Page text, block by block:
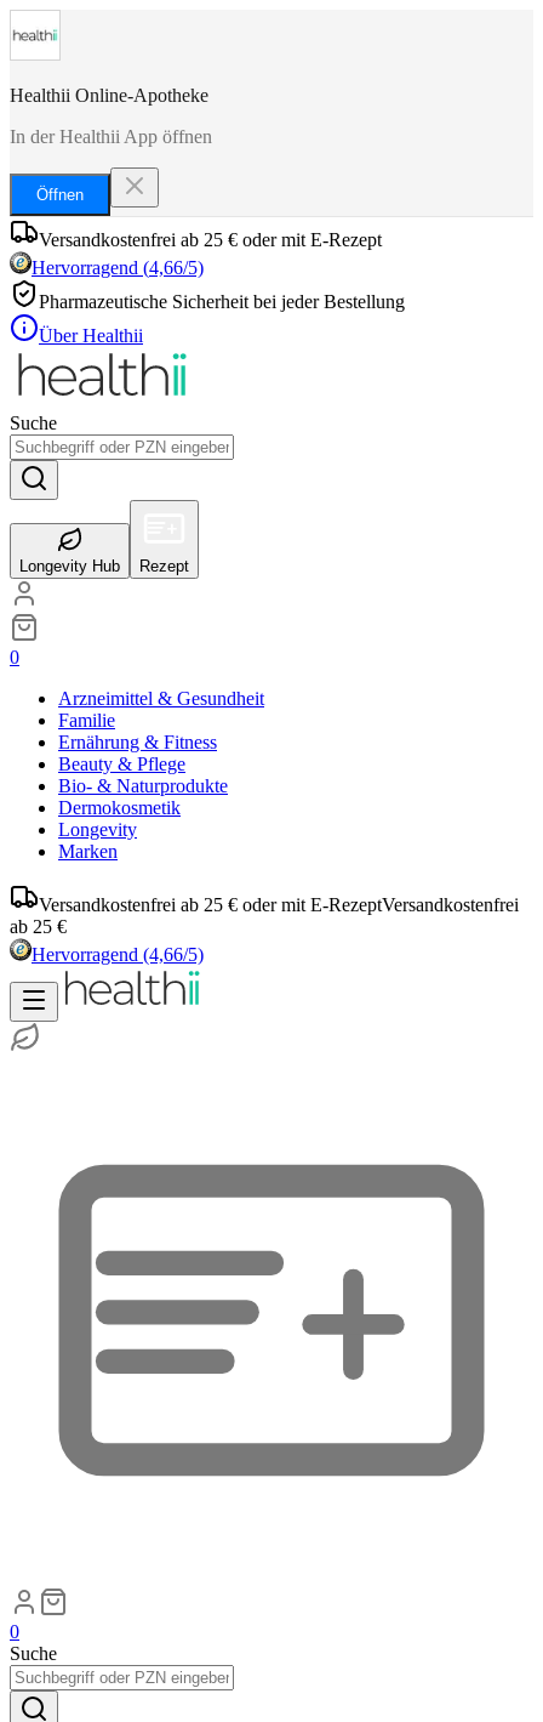
Healthii Online-Apotheke
In der Healthii App öffnen
Öffnen
Versandkostenfrei ab 25 € oder mit E-Rezept
Hervorragend (4,66/5)
Pharmazeutische Sicherheit bei jeder Bestellung
Über Healthii
Suche
Longevity Hub Rezept
0
Arzneimittel & Gesundheit
Familie
Ernährung & Fitness
Beauty & Pflege
Bio- & Naturprodukte
Dermokosmetik
Longevity
Marken
Versandkostenfrei ab 25 € oder mit E-RezeptVersandkostenfrei
ab 25 €
Hervorragend (4,66/5)
0
Suche